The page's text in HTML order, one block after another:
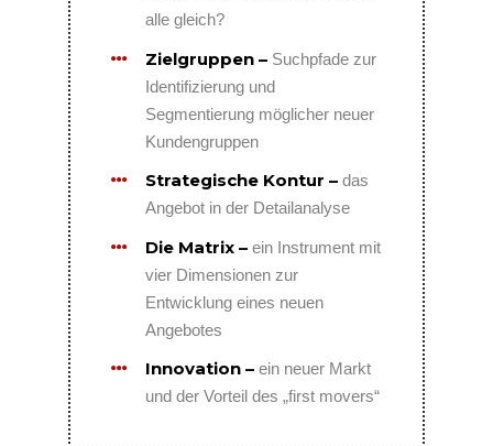
alle gleich?
Zielgruppen – Suchpfade zur
Identifizierung und
Segmentierung möglicher neuer
Kundengruppen
Strategische Kontur – das
Angebot in der Detailanalyse
Die Matrix – ein Instrument mit
vier Dimensionen zur
Entwicklung eines neuen
Angebotes
Innovation – ein neuer Markt
und der Vorteil des „first movers“